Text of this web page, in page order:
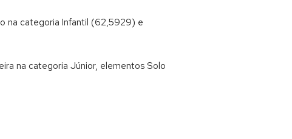
na categoria Infantil (62,5929) e
na categoria Júnior, elementos Solo